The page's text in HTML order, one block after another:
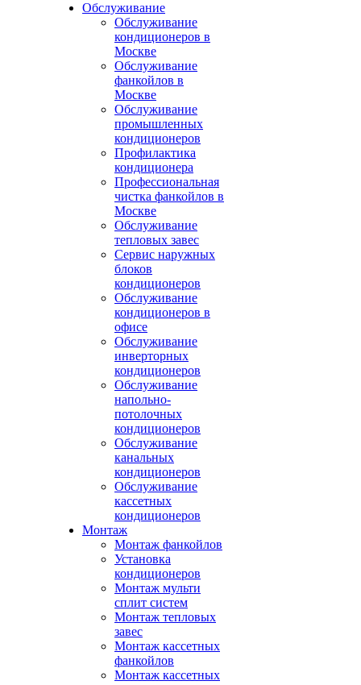
Обслуживание
Обслуживание
кондиционеров в
Москве
Обслуживание
фанкойлов в
Москве
Обслуживание
промышленных
кондиционеров
Профилактика
кондиционера
Профессиональная
чистка фанкойлов в
Москве
Обслуживание
тепловых завес
Сервис наружных
блоков
кондиционеров
Обслуживание
кондиционеров в
офисе
Обслуживание
инверторных
кондиционеров
Обслуживание
напольно-
потолочных
кондиционеров
Обслуживание
канальных
кондиционеров
Обслуживание
кассетных
кондиционеров
Монтаж
Монтаж фанкойлов
Установка
кондиционеров
Монтаж мульти
сплит систем
Монтаж тепловых
завес
Монтаж кассетных
фанкойлов
Монтаж кассетных